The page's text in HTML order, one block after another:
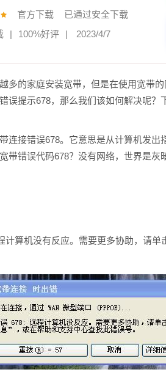
官方下载
已通过安全下载
| 100%好评 | 2023/4/7
多的家庭安装宽带，但是在使用宽带
误提示678，那么我们该如何解决呢？
连接错误678。它意思是从计算机发
带错误代码678？没有网络，世界是灰
算机没有反应。需要更多协助，请单